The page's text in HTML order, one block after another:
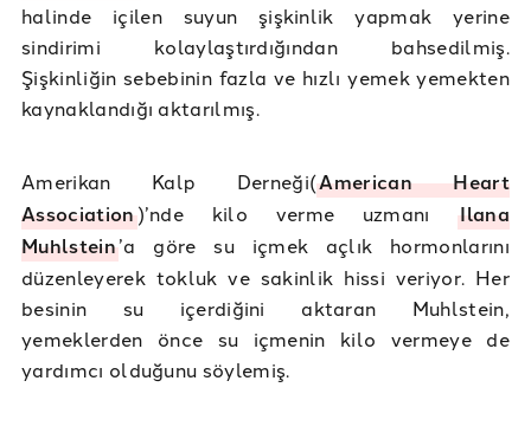
halinde içilen suyun şişkinlik yapmak yerine
sindirimi kolaylaştırdığından bahsedilmiş.
Şişkinliğin sebebinin fazla ve hızlı yemek yemekten
kaynaklandığı aktarılmış.
Amerikan Kalp Derneği(American Heart
Association)’nde kilo verme uzmanıIlana
Muhlstein’a göre su içmek açlık hormonlarını
düzenleyerek tokluk ve sakinlik hissi veriyor. Her
besinin su içerdiğini aktaran Muhlstein,
yemeklerden önce su içmenin kilo vermeye de
yardımcı olduğunu söylemiş.